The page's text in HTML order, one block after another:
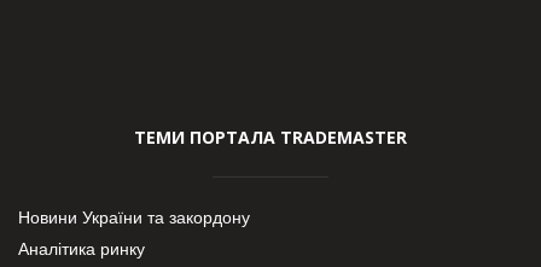
ТЕМИ ПОРТАЛА TRADEMASTER
Новини України та закордону
Аналітика ринку